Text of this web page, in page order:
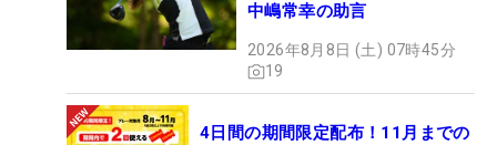
中嶋常幸の助言
2026年8月8日 (土) 07時45分
19
4日間の期間限定配布！11月までの